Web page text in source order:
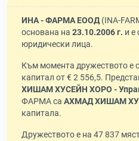
ИНА - ФАРМА ЕООД(INA-
основана на 23.10.2006 г. и е
юридически лица.
Към момента дружеството е
капитал от € 2 556,5.
ХИШАМ ХУСЕЙН ХОРО -
ФАРМА са АХМАД ХИШАМ
капитала.
Дружеството е на 47 837